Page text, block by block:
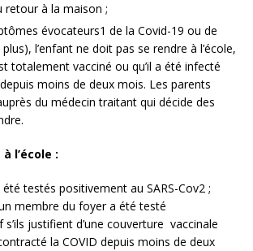
retour à la maison ;
évocateurs1 de la Covid-19 ou de
l’enfant ne doit pas se rendre à l’école,
totalement vacciné ou qu’il a été infecté
moins de deux mois. Les parents
du médecin traitant qui décide des
l’école :
testés positivement au SARS-Cov2 ;
membre du foyer a été testé
justifient d’une couverture vaccinale
la COVID depuis moins de deux